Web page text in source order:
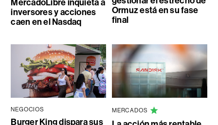
MercadoLibre inquieta a
inversores y acciones
caen en el Nasdaq
Ormuz está en su fase
final
NEGOCIOS
Burger King dispara sus
MERCADOS